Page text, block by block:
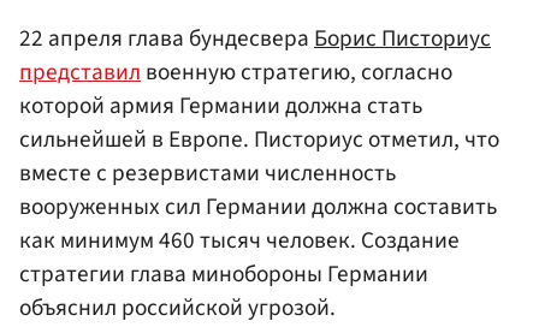
22 апреля глава бундесвера Борис Писториус
представил военную стратегию, согласно
которой армия Германии должна стать
сильнейшей в Европе. Писториус отметил, что
вместе с резервистами численность
вооруженных сил Германии должна составить
как минимум 460 тысяч человек. Создание
стратегии глава минобороны Германии
объяснил российской угрозой.